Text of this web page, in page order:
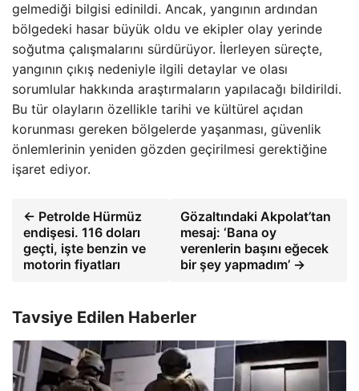
gelmediği bilgisi edinildi. Ancak, yangının ardından
bölgedeki hasar büyük oldu ve ekipler olay yerinde
soğutma çalışmalarını sürdürüyor. İlerleyen süreçte,
yangının çıkış nedeniyle ilgili detaylar ve olası
sorumlular hakkında araştırmaların yapılacağı bildirildi.
Bu tür olayların özellikle tarihi ve kültürel açıdan
korunması gereken bölgelerde yaşanması, güvenlik
önlemlerinin yeniden gözden geçirilmesi gerektiğine
işaret ediyor.
← Petrolde Hürmüz
endişesi. 116 doları
geçti, işte benzin ve
motorin fiyatları
Gözaltındaki Akpolat’tan
mesaj: ‘Bana oy
verenlerin başını eğecek
bir şey yapmadım’ →
Tavsiye Edilen Haberler